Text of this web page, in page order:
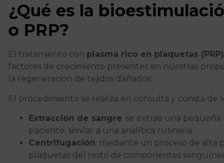
¿Qué es la
o PRP?
El tratamiento con plasma rico en plaquetas (PRP)
factores de crecimiento presentes en nuestras
la regeneración de tejidos dañados.
El procedimiento se realiza en consulta y consta de
Extracción de sangre: se extrae una
paciente, similar a una analítica rutinaria.
Centrifugación: mediante un proceso de alta
plaquetas del resto de componentes